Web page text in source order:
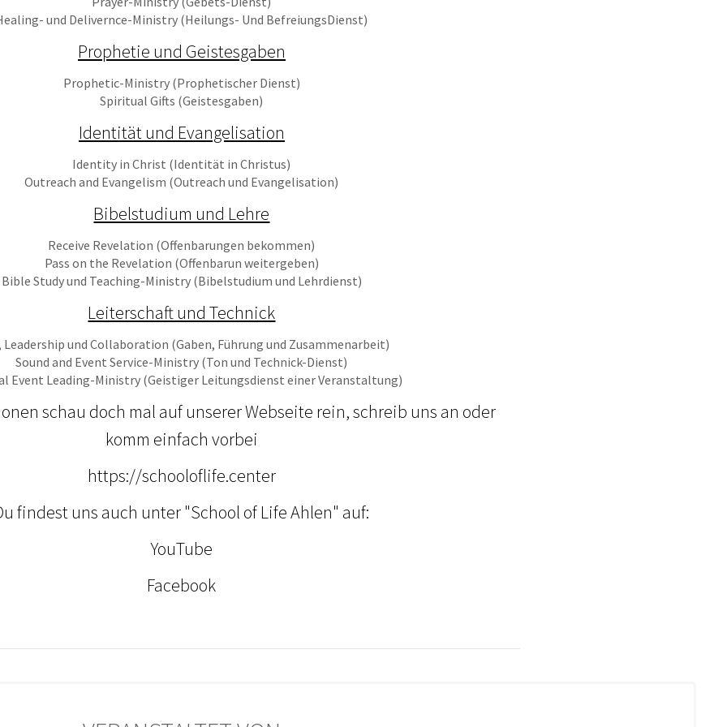
und Delivernce-Ministry (Heilungs- Und BefreiungsDienst)
Prophetie und Geistesgaben
Prophetic-Ministry (Prophetischer Dienst)
Spiritual Gifts (Geistesgaben)
Identität und Evangelisation
Identity in Christ (Identität in Christus)
Outreach and Evangelism (Outreach und Evangelisation)
Bibelstudium und Lehre
Receive Revelation (Offenbarungen bekommen)
Pass on the Revelation (Offenbarun weitergeben)
Bible Study und Teaching-Ministry (Bibelstudium und Lehrdienst)
Leiterschaft und Technick
Leadership und Collaboration (Gaben, Führung und Zusammenarbeit)
Sound and Event Service-Ministry (Ton und Technick-Dienst)
Event Leading-Ministry (Geistiger Leitungsdienst einer Veranstaltung)
schau doch mal auf unserer Webseite rein, schreib uns an oder
komm einfach vorbei
https://schooloflife.center
findest uns auch unter "School of Life Ahlen" auf:
YouTube
Facebook